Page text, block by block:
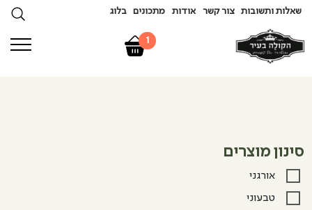
שאלות ותשובות צור קשר אודות מתכונים בלוג
1
סינון מוצרים
אורגני
טבעוני